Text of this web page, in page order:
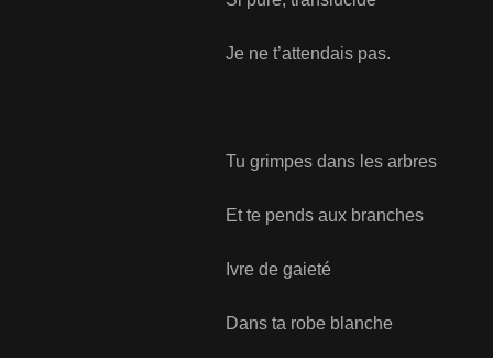
Je ne t’attendais pas.
Tu grimpes dans les arbres
Et te pends aux branches
Ivre de gaieté
Dans ta robe blanche